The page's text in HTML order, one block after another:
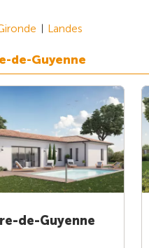
Landes
de-Guyenne
de-Guyenne